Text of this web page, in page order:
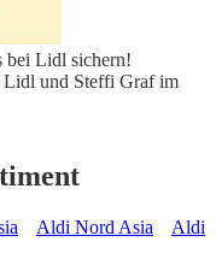
bei Lidl sichern!
Lidl und Steffi Graf im
Aldi Nord Asia
Aldi